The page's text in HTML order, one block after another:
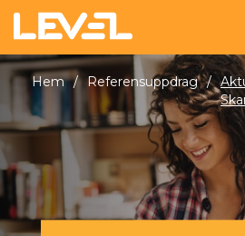
Hem / Referensuppdrag /